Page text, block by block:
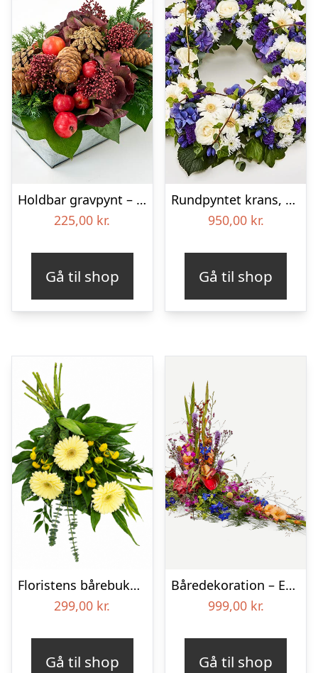
Holdbar gravpynt – Blomster til begravelse
225,00 kr.
Gå til shop
Rundpyntet krans, blå og hvid – Blomster til begravelse
950,00 kr.
Gå til shop
Floristens bårebuket – Smukt minde
299,00 kr.
Gå til shop
Båredekoration – Et farverigt farvel
999,00 kr.
Gå til shop